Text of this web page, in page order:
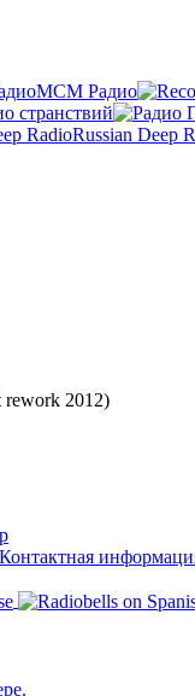
МСМ Радио
странствий
Russian Deep
rework 2012)
Контактная